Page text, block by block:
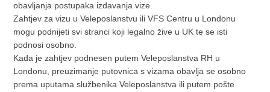
obavljanja postupaka izdavanja vize.
Zahtjev za vizu u Veleposlanstvu ili VFS Centru u Londonu
mogu podnijeti svi stranci koji legalno žive u UK te se isti
podnosi osobno.
Kada je zahtjev podnesen putem Veleposlanstva RH u
Londonu, preuzimanje putovnica s vizama obavlja se osobno
prema uputama službenika Veleposlanstva ili putem pošte